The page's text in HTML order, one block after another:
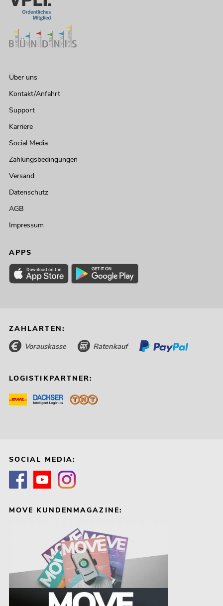
Über uns
Kontakt/Anfahrt
Support
Karriere
Social Media
Zahlungsbedingungen
Versand
Datenschutz
AGB
Impressum
APPS
ZAHLARTEN:
Vorauskasse Ratenkauf
LOGISTIKPARTNER:
SOCIAL MEDIA:
MOVE KUNDENMAGAZINE: